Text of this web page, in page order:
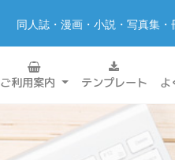
同人誌・漫画・小説・写真集・
ご利用案内 テンプレート よ